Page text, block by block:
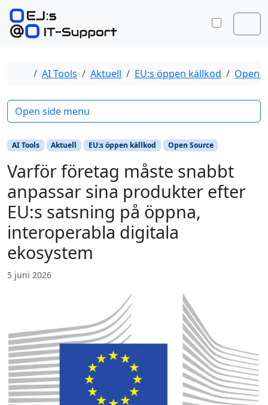
Skip to content
Skip to footer
Home
AI Tools Aktuell EU:s öppen källkod Open
AI Tools Aktuell EU:s öppen källkod Open Source
Varför företag måste snabbt
anpassar sina produkter efter
EU:s satsning på öppna,
interoperabla digitala
ekosystem
5 juni 2026
Open side menu